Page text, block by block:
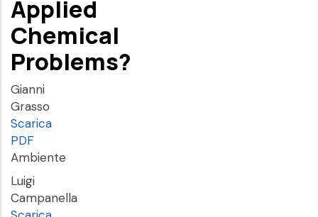
Applied
Chemical
Problems?
Gianni
Grasso
Scarica
PDF
Ambiente
Luigi
Campanella